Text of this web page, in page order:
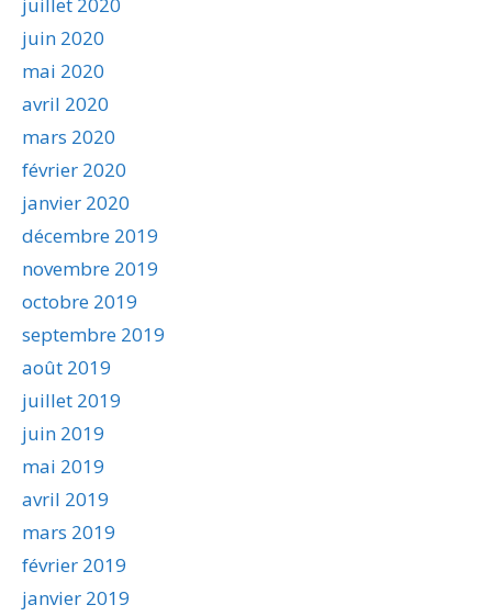
juin 2020
mai 2020
avril 2020
mars 2020
février 2020
janvier 2020
décembre 2019
novembre 2019
octobre 2019
septembre 2019
août 2019
juillet 2019
juin 2019
mai 2019
avril 2019
mars 2019
février 2019
janvier 2019